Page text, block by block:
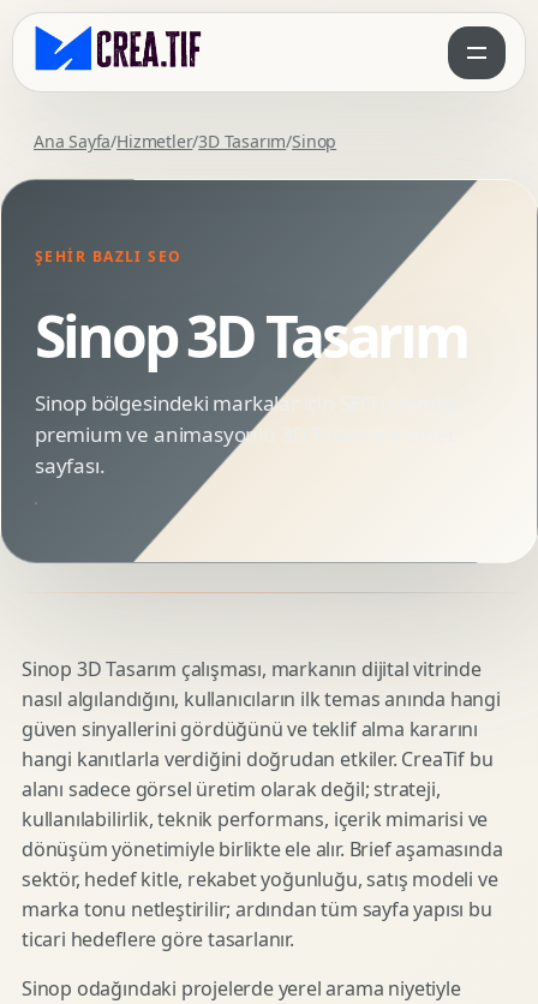
Ana Sayfa/Hizmetler/3D Tasarım/Sinop
ŞEHIR BAZLI SEO
Sinop 3D Tasarım
Sinop bölgesindeki markalar için SEO uyumlu,
premium ve animasyonlu 3D Tasarım hizmet
sayfası.
Sinop 3D Tasarım çalışması, markanın dijital vitrinde
nasıl algılandığını, kullanıcıların ilk temas anında hangi
güven sinyallerini gördüğünü ve teklif alma kararını
hangi kanıtlarla verdiğini doğrudan etkiler. CreaTif bu
alanı sadece görsel üretim olarak değil; strateji,
kullanılabilirlik, teknik performans, içerik mimarisi ve
dönüşüm yönetimiyle birlikte ele alır. Brief aşamasında
sektör, hedef kitle, rekabet yoğunluğu, satış modeli ve
marka tonu netleştirilir; ardından tüm sayfa yapısı bu
ticari hedeflere göre tasarlanır.
Sinop odağındaki projelerde yerel arama niyetiyle